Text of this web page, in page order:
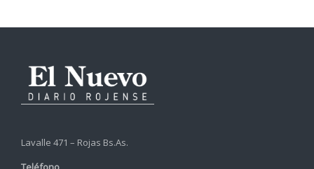
Lavalle 471 – Rojas Bs.As.